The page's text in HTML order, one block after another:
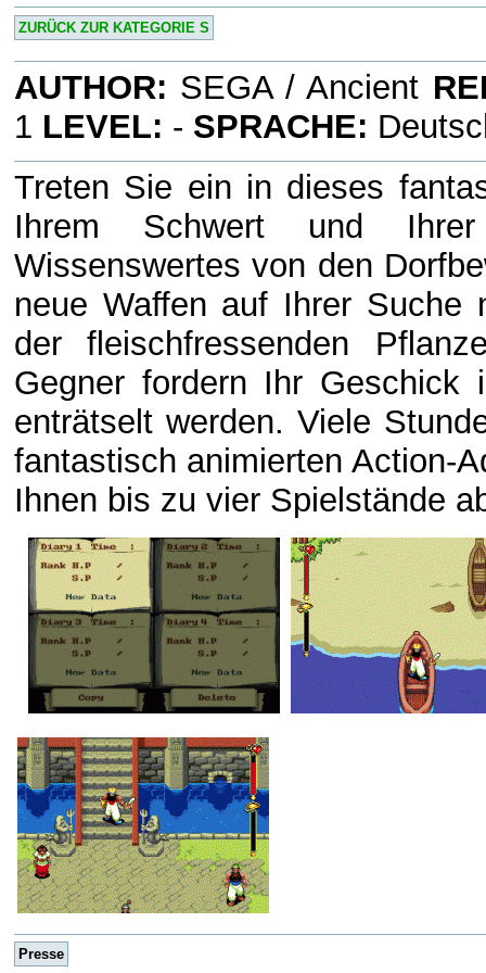
ZURÜCK ZUR KATEGORIE S
AUTHOR: SEGA / Ancient
1 LEVEL: - SPRACHE:
Treten Sie ein in dieses
Ihrem Schwert und Ihrer
Wissenswertes von den
neue Waffen auf Ihrer Suche
der fleischfressenden
Gegner fordern Ihr
enträtselt werden. Viele
fantastisch animierten Action-
Ihnen bis zu vier Spielstände
Presse